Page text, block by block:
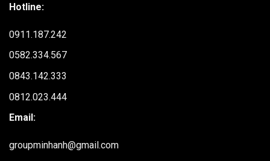
Hotline:
0911.187.242
0582.334.567
0843.142.333
0812.023.444
Email:
groupminhanh@gmail.com